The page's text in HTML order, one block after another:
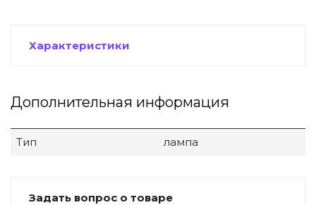
Характеристики
Дополнительная информация
Тип лампа
Задать вопрос о товаре